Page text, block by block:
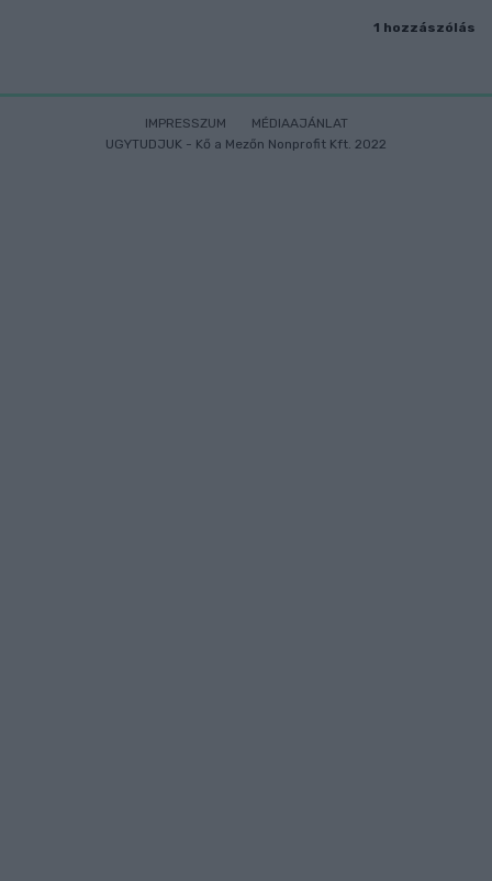
1 hozzászólás
IMPRESSZUM
MÉDIAAJÁNLAT
UGYTUDJUK - Kő a Mezőn Nonprofit Kft. 2022